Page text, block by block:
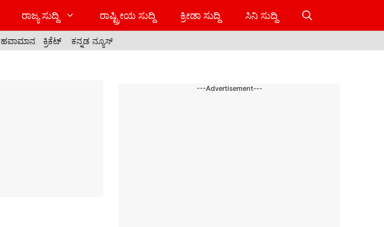
ರಾಜ್ಯ ಸುದ್ದಿ ರಾಷ್ಟ್ರೀಯ ಸುದ್ದಿ ಕ್ರೀಡಾ ಸುದ್ದಿ ಸಿನಿ ಸುದ್ದಿ
ಹವಾಮಾನ ಕ್ರಿಕೆಟ್ ಕನ್ನಡ ನ್ಯೂಸ್
---Advertisement---